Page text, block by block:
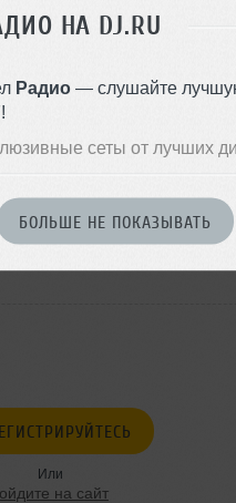
НА DJ.RU
Радио — слушайте
сеты от лучших
БОЛЬШЕ НЕ ПОКАЗЫВАТЬ
РЕЙТИНГ
1
Или
на сайт